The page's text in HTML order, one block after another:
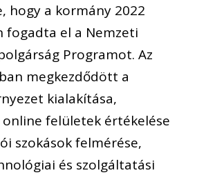
hogy a kormány 2022
fogadta el a Nemzeti
Programot. Az
megkezdődött a
kialakítása,
felületek értékelése
szokások felmérése,
és szolgáltatási